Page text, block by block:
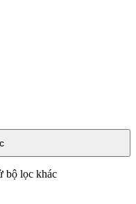
bộ lọc khác